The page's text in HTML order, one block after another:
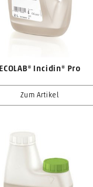
ECOLAB® Incidin® Pro
Zum Artikel